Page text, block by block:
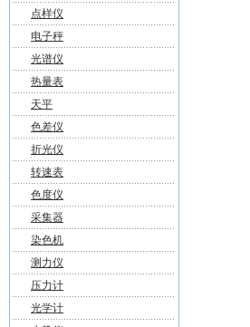
点样仪
电子秤
光谱仪
热量表
天平
色差仪
折光仪
转速表
色度仪
采集器
染色机
测力仪
压力计
光学计